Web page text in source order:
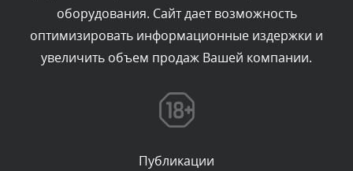
администратором.
Сегодня, в 13:09
Комментарий проверяется
Текст комментария будет виден после проверки
Комментарий проверяется
оборудования. Сайт дает возможность
оптимизировать информационные издержки и
увеличить объем продаж Вашей компании.
Публикации